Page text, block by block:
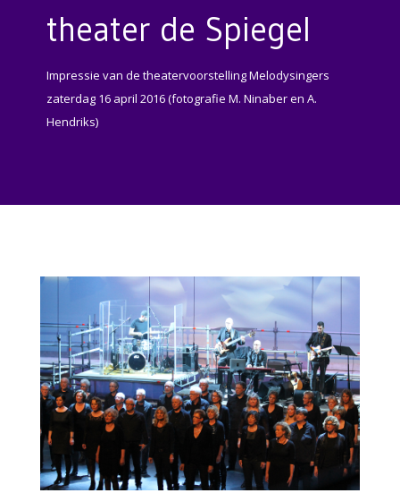
theater de Spiegel
Impressie van de theatervoorstelling Melodysingers
zaterdag 16 april 2016 (fotografie M. Ninaber en A.
Hendriks)